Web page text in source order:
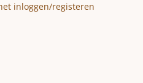
inloggen/registeren